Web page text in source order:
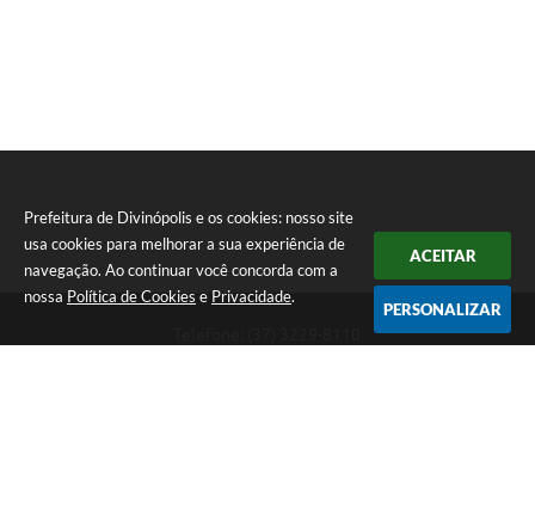
Prefeitura de Divinópolis e os cookies: nosso site
usa cookies para melhorar a sua experiência de
navegação. Ao continuar você concorda com a
nossa Política de Cookies e Privacidade.
ACEITAR
PERSONALIZAR